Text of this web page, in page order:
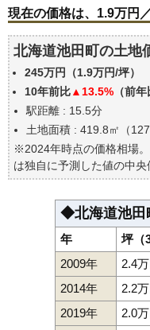
価格を詳細に分析
北海道池田町の土
公示地価はいくら
エリアの将来性を
自分の年収でいく
現在の価格は、1.9万円
北海道池田町の土地
245万円（1.9万円/坪）
10年前比▲13.5% （前
駅距離 : 15.5分
土地面積 : 419.8㎡（
※2024年時点の価格相場
は独自に予測した値の中央
◆北海道池田
年
坪（
2009年
2.4
2014年
2.2
2019年
2.0